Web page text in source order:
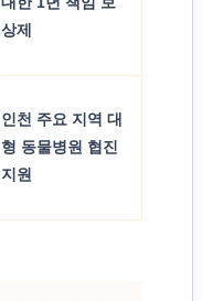
상제
인천 주요 지역 대
형 동물병원 협진
지원